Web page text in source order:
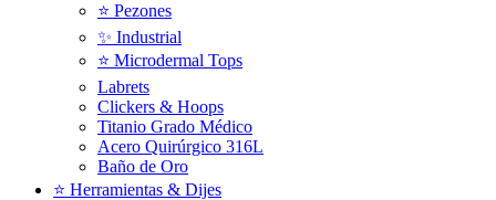
⭐️ Pezones
✨ Industrial
⭐️ Microdermal Tops
Labrets
Clickers & Hoops
Titanio Grado Médico
Acero Quirúrgico 316L
Baño de Oro
⭐ Herramientas & Dijes